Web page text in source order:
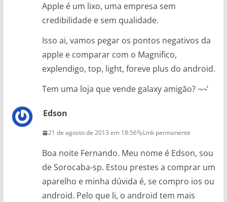
Apple é um lixo, uma empresa sem
credibilidade e sem qualidade.
Isso ai, vamos pegar os pontos negativos da
apple e comparar com o Magnifico,
explendigo, top, light, foreve plus do android.
Tem uma loja que vende galaxy amigão? ¬¬’
Edson
21 de agosto de 2013 em 18:56 Link permanente
Boa noite Fernando. Meu nome é Edson, sou
de Sorocaba-sp. Estou prestes a comprar um
aparelho e minha dúvida é, se compro ios ou
android. Pelo que li, o android tem mais